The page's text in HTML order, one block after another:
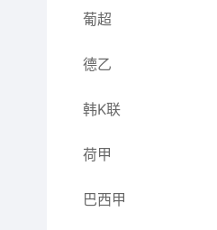
葡超
德乙
韩K联
荷甲
巴西甲